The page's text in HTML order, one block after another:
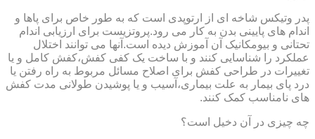
پدر وتیکس شاخه ای از ارتوپدی است که به طور خاص برای پاها و
اندام های پایینی بدن به کار می رود.پروتزیست برای ارزیابی اندام
تحتانی و بیومکانیک آن آموزش دیده است.آنها می توانند اختلال
عملکرد را شناسایی کنند و با ساخت یک کفی کفش،کفش کامل و یا
تغییرات در طراحی کفش برای اصلاح مسائل مربوط به راه رفتن یا
درد پای بیمار به علت بیماری،آسیب و یا پوشیدن طولانی مدت کفش
های نامناسب کمک کنند.
چه چیزی در آن دخیل است؟